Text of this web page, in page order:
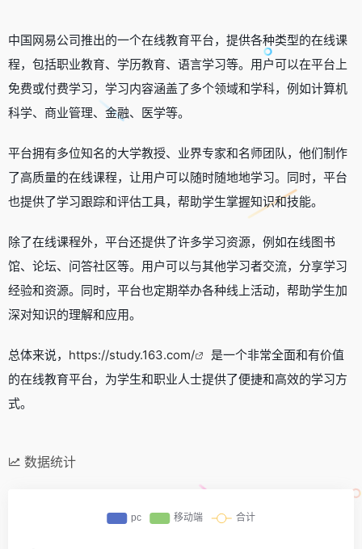
中国网易公司推出的一个在线教育平台，提供各种类型的在线课
程，包括职业教育、学历教育、语言学习等。用户可以在平台上
免费或付费学习，学习内容涵盖了多个领域和学科，例如计算机
科学、商业管理、金融、医学等。
平台拥有多位知名的大学教授、业界专家和名师团队，他们制作
了高质量的在线课程，让用户可以随时随地地学习。同时，平台
也提供了学习跟踪和评估工具，帮助学生掌握知识和技能。
除了在线课程外，平台还提供了许多学习资源，例如在线图书
馆、论坛、问答社区等。用户可以与其他学习者交流，分享学习
经验和资源。同时，平台也定期举办各种线上活动，帮助学生加
深对知识的理解和应用。
总体来说， https://study.163.com/
是一个非常全面和有价值
的在线教育平台，为学生和职业人士提供了便捷和高效的学习方
式。
数据统计